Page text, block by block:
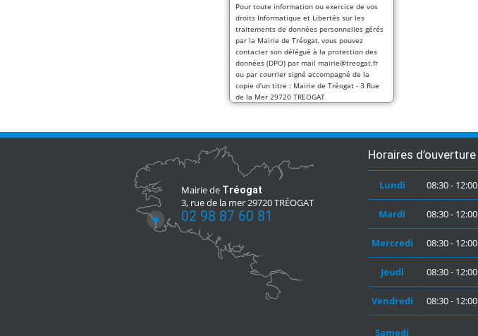
Pour toute information ou exercice de vos
droits Informatique et Libertés sur les
traitements de données personnelles gérés
par la Mairie de Tréogat, vous pouvez
contacter son délégué à la protection des
données (DPO) par mail mairie@treogat.fr
ou par courrier signé accompagné de la
copie d’un titre : Mairie de Tréogat - 3 Rue
de la Mer 29720 TREOGAT
Mairie de Tréogat
3, rue de la mer 29720 TRÉOGAT
02 98 87 60 81
Horaires d’ouverture
Lundi 08:30 - 12:00
Mardi 08:30 - 12:00
Mercredi 08:30 - 12:00
Jeudi 08:30 - 12:00
Vendredi 08:30 - 12:00
Samedi